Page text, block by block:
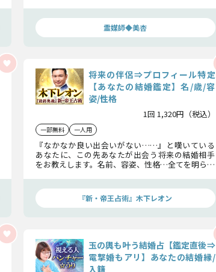
霊媒師◆美杏
将来の伴侶⇒プロフィール特定
【あなたの結婚鑑定】名/歳/容
姿/性格
1回 1,320円（税込）
一部無料 一人用
『なかなか良い出会いがない……』と嘆いている
あなたに、この先あなたが出会う将来の結婚相手
をお教えします。名前、容姿、性格…全てを明らか
『新・帝王占術』木下レオン
玉の輿も叶う結婚占【鑑定直後⇒
電撃婚もアリ】あなたの結婚縁/
入籍